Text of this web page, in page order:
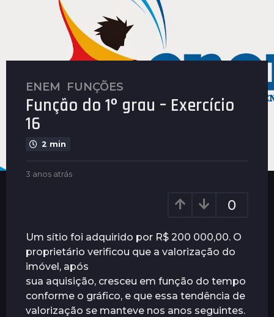
3
a
n
o
s
t
3
a
n
o
s
a
ENEM ,FUNÇÕES
Função do 1º grau – Exercício
16
2 min
b
n
u
s
3 anos atrás
a
t
r
á
s
0
Um sítio foi adquirido por R$ 200 000,00. O
proprietário verificou que a valorização do
imóvel, após
sua aquisição, cresceu em função do tempo
conforme o gráfico, e que essa tendência de
valorização se manteve nos anos seguintes.